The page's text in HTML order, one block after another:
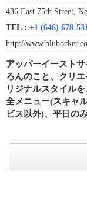
436 East 75th Street,
TEL : +1 (646) 678-
http://
アッパーイースト
ろんのこと、クリ
リジナルスタイル
全メニュー(スキャ
ビス以外)、平日の